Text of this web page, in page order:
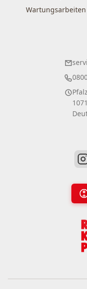
Wartungsarbeiten